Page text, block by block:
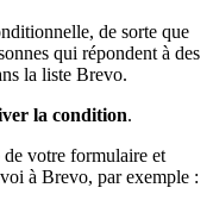
de sorte que
qui répondent à des
la liste Brevo.
la condition.
votre formulaire et
à Brevo, par exemple :